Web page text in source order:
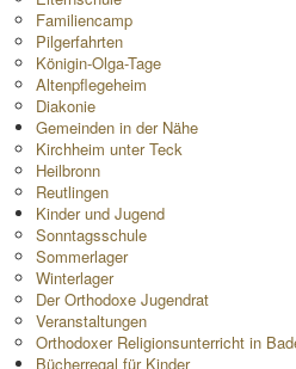
Familiencamp
Pilgerfahrten
Königin-Olga-Tage
Altenpflegeheim
Diakonie
Gemeinden in der Nähe
Kirchheim unter Teck
Heilbronn
Reutlingen
Kinder und Jugend
Sonntagsschule
Sommerlager
Winterlager
Der Orthodoxe Jugendrat
Veranstaltungen
Orthodoxer Religionsunterricht in
Bücherregal für Kinder